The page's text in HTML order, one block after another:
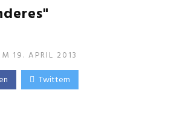
19. APRIL 2013
Twittern